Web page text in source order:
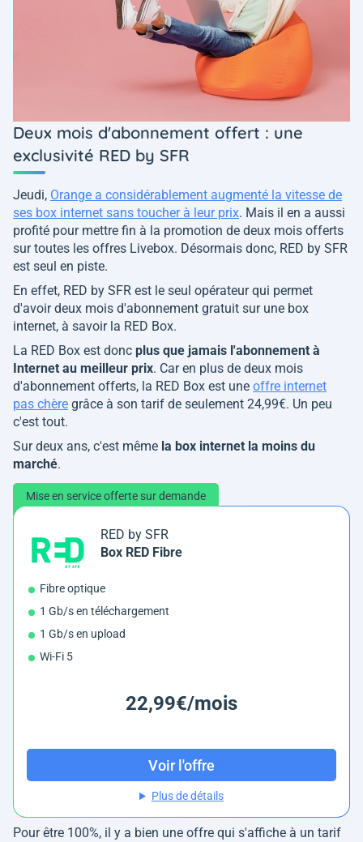
Deux mois d'abonnement offert : une
exclusivité RED by SFR
Jeudi, Orange a considérablement augmenté la vitesse de
ses box internet sans toucher à leur prix. Mais il en a aussi
profité pour mettre fin à la promotion de deux mois offerts
sur toutes les offres Livebox. Désormais donc, RED by SFR
est seul en piste.
En effet, RED by SFR est le seul opérateur qui permet
d'avoir deux mois d'abonnement gratuit sur une box
internet, à savoir la RED Box.
La RED Box est donc plus que jamais l'abonnement à
Internet au meilleur prix. Car en plus de deux mois
d'abonnement offerts, la RED Box est une offre internet
pas chère grâce à son tarif de seulement 24,99€. Un peu
c'est tout.
Sur deux ans, c'est même la box internet la moins du
marché.
Mise en service offerte sur demande
RED by SFR
Box RED Fibre
Fibre optique
1 Gb/s en téléchargement
1 Gb/s en upload
Wi-Fi 5
22,99€/mois
Voir l'offre
Plus de détails
Pour être 100%, il y a bien une offre qui s'affiche à un tarif